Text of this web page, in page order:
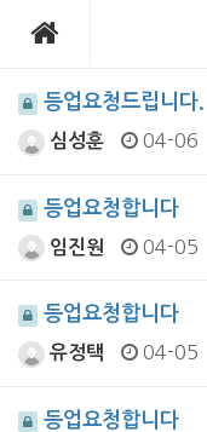
등업요청드립니다.
심성훈 04-06
등업요청합니다
임진원 04-05
등업요청합니다
유정택 04-05
등업요청합니다